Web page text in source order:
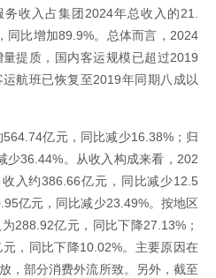
收入占集团2024年总收入的21.
同比增加89.9%。总体而言，2024
提质，国内客运规模已超过2019
航班已恢复至2019年同期八成以
亿元，同比减少16.38%；归
少36.44%。从收入构成来看，202
入约386.66亿元，同比减少12.5
亿元，同比减少23.49%。按地区
288.92亿元，同比下降27.13%；
元，同比下降10.02%。主要原因在
，部分消费外流所致。另外，截至